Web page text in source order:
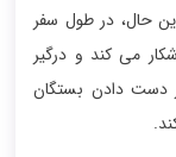
حال، در طول سفر
می کند و درگیر
دست دادن بستگان